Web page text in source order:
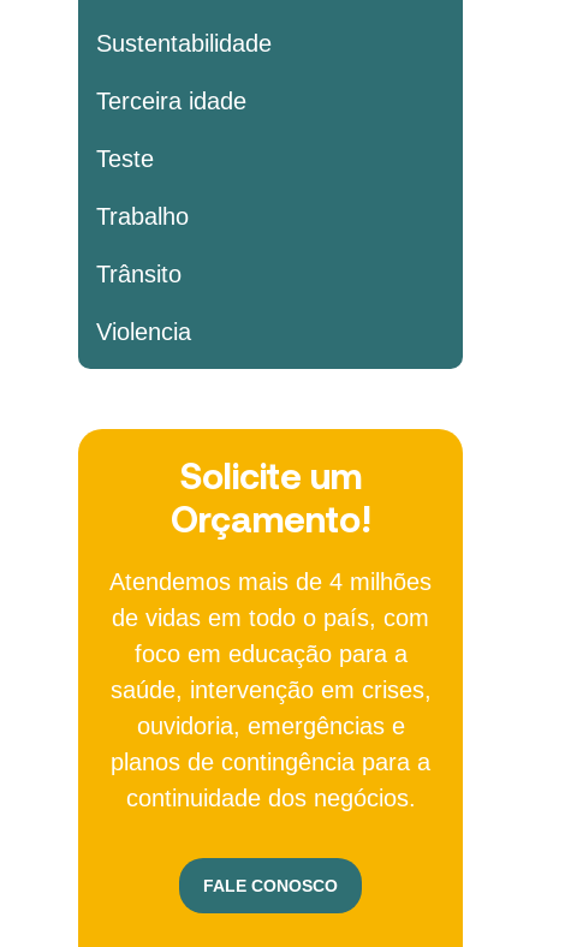
Sustentabilidade
Terceira idade
Teste
Trabalho
Trânsito
Violencia
Solicite um
Orçamento!
Atendemos mais de 4 milhões
de vidas em todo o país, com
foco em educação para a
saúde, intervenção em crises,
ouvidoria, emergências e
planos de contingência para a
continuidade dos negócios.
FALE CONOSCO